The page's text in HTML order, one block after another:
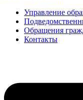
Управление
Обращения
Контакты